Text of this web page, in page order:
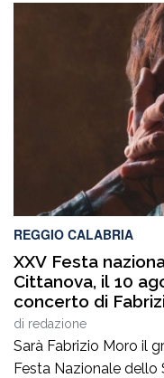
REGGIO CALABRIA
XXV Festa
Cittanova, il 10
concerto di
di redazione
Sarà Fabrizio Moro il
Festa Nazionale